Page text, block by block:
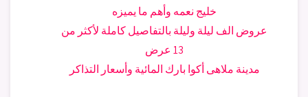
خليج نعمه وأهم ما يميزه
عروض الف ليلة وليلة بالتفاصيل كاملة لأكثر من
13 عرض
مدينة ملاهى أكوا بارك المائية وأسعار التذاكر